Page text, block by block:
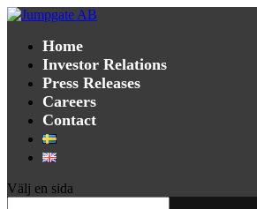
Home
Investor Relations
Press Releases
Careers
Contact
Välj en sida